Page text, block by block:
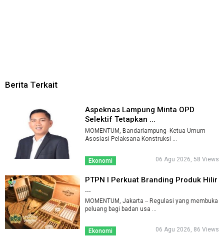
Berita Terkait
Aspeknas Lampung Minta OPD
Selektif Tetapkan ...
MOMENTUM, Bandarlampung--Ketua Umum
Asosiasi Pelaksana Konstruksi ...
Ekonomi 06 Agu 2026, 58 Views
PTPN I Perkuat Branding Produk Hilir
...
MOMENTUM, Jakarta -- Regulasi yang membuka
peluang bagi badan usa ...
Ekonomi 06 Agu 2026, 86 Views